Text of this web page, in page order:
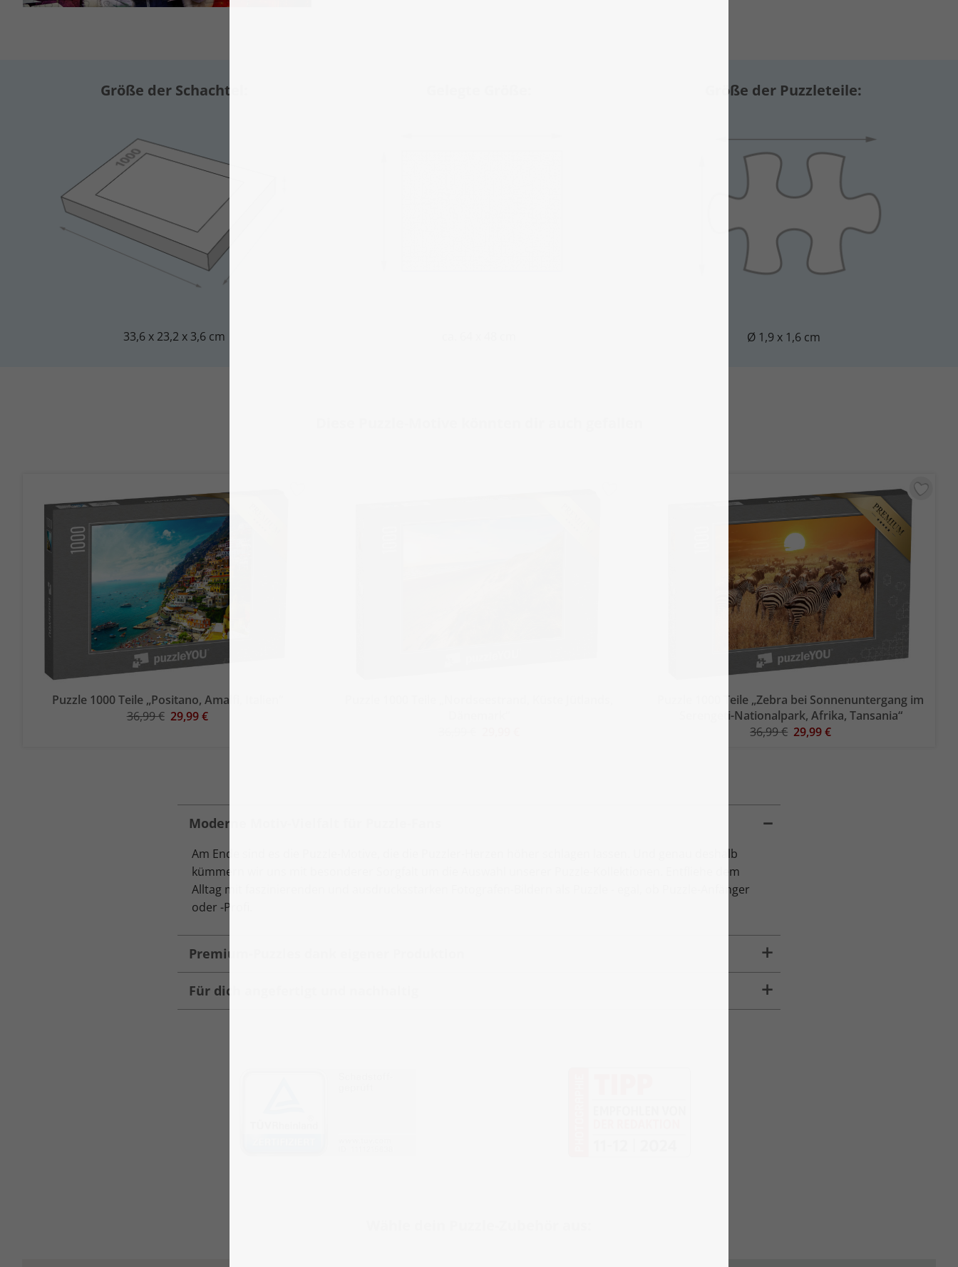
Größe der Schachtel:
33,6 x 23,2 x 3,6 cm
Größe der Puzzleteile:
Ø 1,9 x 1,6 cm
Puzzle 1000 Teile „Positano, Amalfi, Italien“
36,99 € 29,99 €
Puzzle 1000 Teile „Zebra bei Sonnenuntergang im
Serengeti-Nationalpark, Afrika, Tansania“
36,99 € 29,99 €
Moderne Motiv-Vielfalt für Puzzle-Fans
Am Ende sind es die Puzzle-Motive, die die Puzzler-Herzen höher schlagen lassen. Und genau deshalb
kümmern wir uns mit besonderer Sorgfalt um die Auswahl unserer Puzzle-Kollektionen. Entfliehe dem
Alltag mit faszinierenden und ausdrucksstarken Fotografen-Bildern als Puzzle - egal, ob Puzzle-Anfänger
oder -Profi.
Premium-Puzzles dank eigener Produktion
Für dich angefertigt und nachhaltig